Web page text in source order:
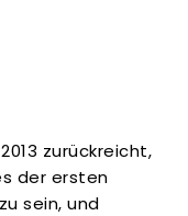
zurückreicht,
der ersten
sein, und